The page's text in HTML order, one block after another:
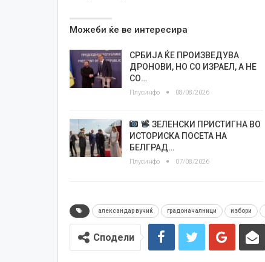
Можеби ќе ве интересира
СРБИЈА ЌЕ ПРОИЗВЕДУВА
ДРОНОВИ, НО СО ИЗРАЕЛ, А НЕ
СО…
Плусинфо 08/08/2026
ЗЕЛЕНСКИ ПРИСТИГНА ВО
ИСТОРИСКА ПОСЕТА НА
БЕЛГРАД…
Плусинфо 07/08/2026
александар вучиќ градоначалници избори
Сподели